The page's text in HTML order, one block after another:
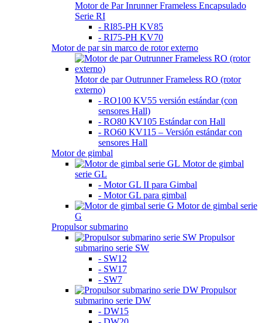
Motor de Par Inrunner Frameless Encapsulado
Serie RI
- RI85-PH KV85
- RI75-PH KV70
Motor de par sin marco de rotor externo
Motor de par Outrunner Frameless RO (rotor
externo)
- RO100 KV55 versión estándar (con
sensores Hall)
- RO80 KV105 Estándar con Hall
- RO60 KV115 – Versión estándar con
sensores Hall
Motor de gimbal
Motor de gimbal
serie GL
- Motor GL II para Gimbal
- Motor GL para gimbal
Motor de gimbal serie
G
Propulsor submarino
Propulsor
submarino serie SW
- SW12
- SW17
- SW7
Propulsor
submarino serie DW
- DW15